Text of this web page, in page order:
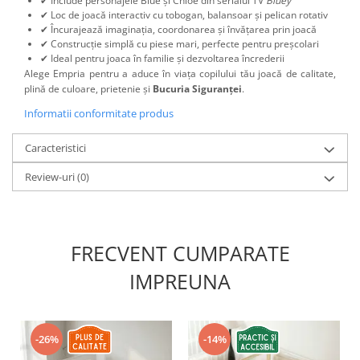
✔ Loc de joacă interactiv cu tobogan, balansoar și pelican rotativ
✔ Încurajează imaginația, coordonarea și învățarea prin joacă
✔ Construcție simplă cu piese mari, perfecte pentru preșcolari
✔ Ideal pentru joaca în familie și dezvoltarea încrederii
Alege Empria pentru a aduce în viața copilului tău joacă de calitate,
plină de culoare, prietenie și Bucuria Siguranței.
Informatii conformitate produs
Caracteristici
Review-uri(0)
FRECVENT CUMPARATE
IMPREUNA
-26% -14%